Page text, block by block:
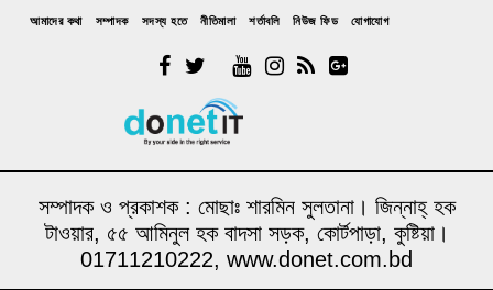
পাঁচটি দেশের ওপর রেমিট্যান্সের ৬২ শতাংশ নির্ভরতা, বাড়ছে
কৌশলগত ঝুঁকির শঙ্কা
কওমি মাদ্রাসার শিক্ষার্থী বলৎকার
ফের পিছিয়ে গেল রূপপুরের উৎপাদনের যাত্রা: আগস্টে জাতীয়
গ্রিডে যোগ হচ্ছে না পরমাণু বিদ্যুৎ
বিনা আমন্ত্রণেই বিদেশে যাবার পথে দিল্লি থেকে ঘুরে যেতে
চেয়েছিলেন ড. ইউনূস
আমাদের কথা সম্পাদক সদস্য হতে নীতিমালা শর্তাবলি নিউজ ফিড যোগাযোগ
সম্পাদক ও প্রকাশক : মোছাঃ শারমিন সুলতানা। জিন্নাহ্ হক
টাওয়ার, ৫৫ আমিনুল হক বাদসা সড়ক, কোর্টপাড়া, কুষ্টিয়া।
01711210222, www.donet.com.bd